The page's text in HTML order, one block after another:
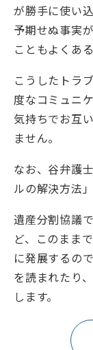
が勝手に使い
予期せぬ事実
こともよくあ
こうしたトラ
度なコミュニ
気持ちでお互
ません。
なお、谷弁護
ルの解決方法
遺産分割協議
ど、このまま
に発展するの
を読まれたり
します。